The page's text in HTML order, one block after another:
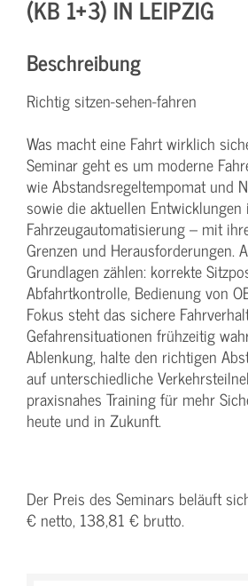
(KB 1+3) IN LEIPZIG
Beschreibung
Richtig sitzen-sehen-fahren
Was macht eine Fahrt wirklich
Seminar geht es um moderne
wie Abstandsregeltempomat und
sowie die aktuellen
Fahrzeugautomatisierung – mit
Grenzen und Herausforderungen.
Grundlagen zählen: korrekte
Abfahrtkontrolle, Bedienung von
Fokus steht das sichere
Gefahrensituationen frühzeitig
Ablenkung, halte den richtigen
auf unterschiedliche
praxisnahes Training für mehr
heute und in Zukunft.
Der Preis des Seminars beläuft
€ netto, 138,81 € brutto.